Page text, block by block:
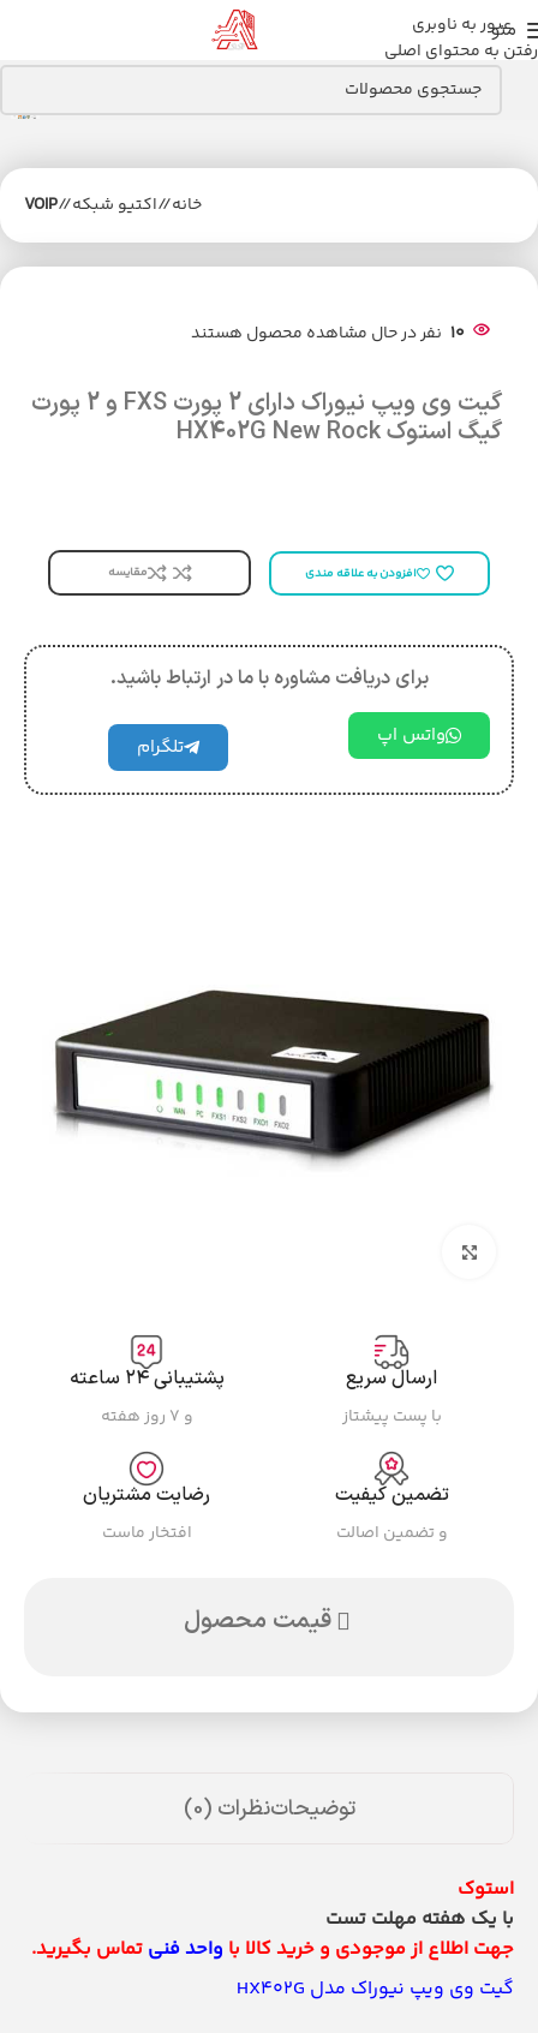
عبور به ناوبری
رفتن به محتوای اصلی
منو
خانه/ اکتیو شبکه/
VOIP
10 نفر در حال مشاهده محصول هستند
گیت وی ویپ نیوراک دارای 2 پورت FXS و 2 پورت
گیگ استوک HX402G New Rock
افزودن به علاقه مندی مقایسه
برای دریافت مشاوره با ما در ارتباط باشید.
واتس اپ تلگرام
ارسال سریع
با پست پیشتاز
پشتیبانی ۲۴ ساعته
و ۷ روز هفته
تضمین کیفیت
و تضمین اصالت
رضایت مشتریان
افتخار ماست
قیمت محصول
توضیحاتنظرات (0)
استوک
با یک هفته مهلت تست
جهت اطلاع از موجودی و خرید کالا با واحد فنی تماس بگیرید.
گیت وی ویپ نیوراک مدل HX402G